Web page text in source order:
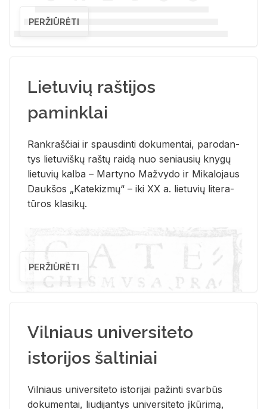
PERŽIŪRĖTI
Lietuvių raštijos
paminklai
Rank­raš­čiai ir spaus­din­ti do­ku­men­tai, pa­ro­dan­
tys lie­tu­viš­kų raš­tų rai­dą nuo se­niau­sių kny­gų
lie­tu­vių kal­ba – Mar­ty­no Ma­žvy­do ir Mi­ka­lo­jaus
Dauk­šos „Ka­te­kiz­mų“ – iki XX a. lie­tu­vių li­te­ra­
tū­ros kla­si­kų.
PERŽIŪRĖTI
Vilniaus universiteto
istorijos šaltiniai
Vil­niaus uni­ver­si­te­to is­to­ri­jai pa­žin­ti svar­būs
do­ku­men­tai, liu­di­jan­tys uni­ver­si­te­to įkū­ri­mą,